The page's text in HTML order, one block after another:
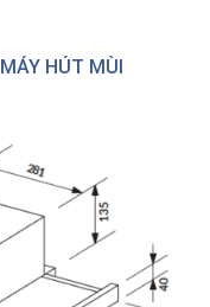
MÁY HÚT MÙI